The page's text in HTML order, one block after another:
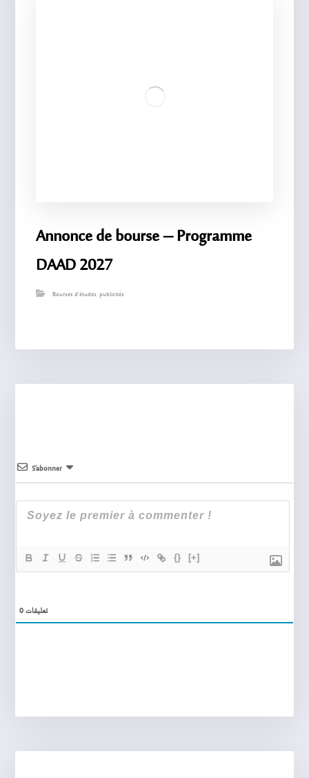
Annonce de bourse – Programme
DAAD 2027
Bourses d'études,publicités
S’abonner
{} [+]
0تعليقات